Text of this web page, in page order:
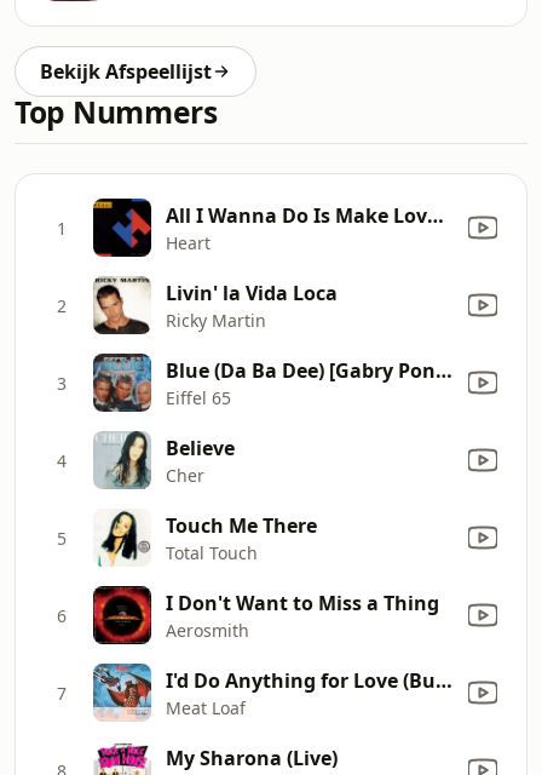
Bekijk Afspeellijst
Top Nummers
1 All I Wanna Do Is Make Love to You
Heart
2 Livin' la Vida Loca
Ricky Martin
3 Blue (Da Ba Dee) [Gabry Ponte Ice Pop Mix]
Eiffel 65
4 Believe
Cher
5 Touch Me There
Total Touch
6 I Don't Want to Miss a Thing
Aerosmith
7 I'd Do Anything for Love (But I Won't Do That) [Single Edit]
Meat Loaf
8 My Sharona (Live)